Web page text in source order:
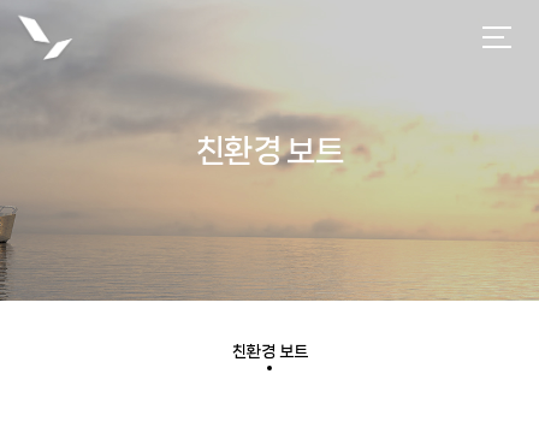
친환경 보트
친환경 보트